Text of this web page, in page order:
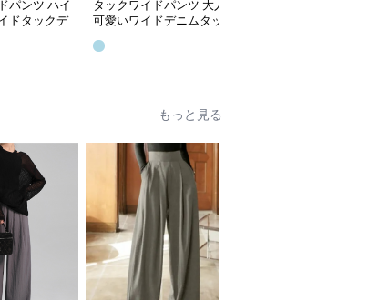
パンツ ハイ
ドタックデ
タックワイドパンツ 大人
可愛いワイドデニムタッ
もっと見る